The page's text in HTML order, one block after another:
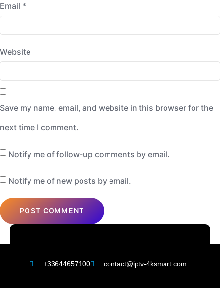
Email *
Website
Save my name, email, and website in this browser for the
next time I comment.
Notify me of follow-up comments by email.
Notify me of new posts by email.
+33644657100 contact@iptv-4ksmart.com